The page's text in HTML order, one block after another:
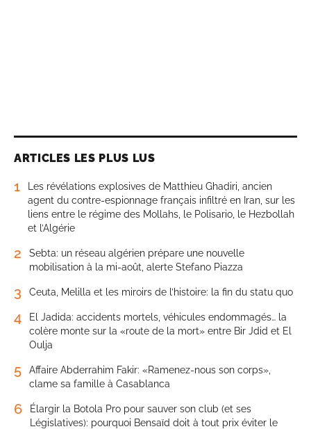
ARTICLES LES PLUS LUS
1
Les révélations explosives de Matthieu Ghadiri, ancien
agent du contre-espionnage français infiltré en Iran, sur les
liens entre le régime des Mollahs, le Polisario, le Hezbollah
et l’Algérie
2
Sebta: un réseau algérien prépare une nouvelle
mobilisation à la mi-août, alerte Stefano Piazza
3 Ceuta, Melilla et les miroirs de l’histoire: la fin du statu quo
4
El Jadida: accidents mortels, véhicules endommagés… la
colère monte sur la «route de la mort» entre Bir Jdid et El
Oulja
5
Affaire Abderrahim Fakir: «Ramenez-nous son corps»,
clame sa famille à Casablanca
6
Élargir la Botola Pro pour sauver son club (et ses
Législatives): pourquoi Bensaïd doit à tout prix éviter le